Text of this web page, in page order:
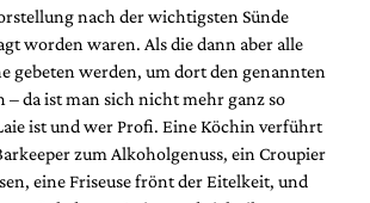
nach der wichtigsten Sünde
worden waren. Als die dann aber alle
gebeten werden, um dort den genannten
– da ist man sich nicht mehr ganz so
ist und wer Profi. Eine Köchin verführt
zum Alkoholgenuss, ein Croupier
eine Friseuse frönt der Eitelkeit, und